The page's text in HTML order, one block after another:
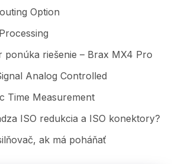
Option
ponúka riešenie – Brax MX4 Pro
Analog Controlled
Time Measurement
ISO redukcia a ISO konektory?
ak má poháňať